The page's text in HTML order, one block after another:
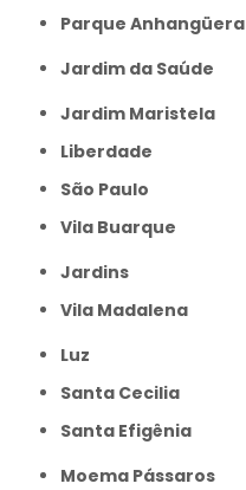
Parque Anhangüera
Jardim da Saúde
Jardim Maristela
Liberdade
São Paulo
Vila Buarque
Jardins
Vila Madalena
Luz
Santa Cecilia
Santa Efigênia
Moema Pássaros